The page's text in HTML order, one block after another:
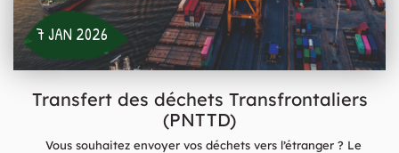
7 JAN 2026
Transfert des déchets Transfrontaliers
(PNTTD)
Vous souhaitez envoyer vos déchets vers l’étranger ? Le